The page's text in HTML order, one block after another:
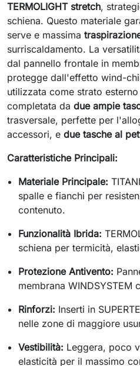
TERMOLIGHT stretch,
schiena. Questo materiale
serve e massima
surriscaldamento. La
dal pannello frontale in
protegge dall'effetto wind-
utilizzata come strato
completata da due ampie
trasversale, perfette per
accessori, e due tasche al
Caratteristiche Principali:
Materiale Principale:
spalle e fianchi per
contenuto.
Funzionalità Ibrida:
schiena per termicità,
Protezione Antivento:
membrana
Rinforzi: Inserti in
nelle zone di maggiore
Vestibilità: Leggera, poco
elasticità per il massimo